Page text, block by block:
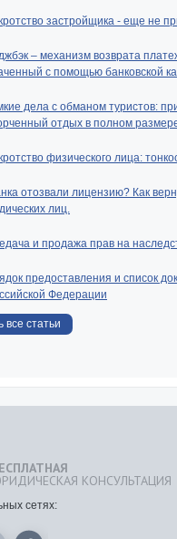
застройщика - еще не
– механизм возврата
с помощью банковской
дела с обманом туристов:
отдых в полном
физического лица:
отозвали лицензию? Как
лиц.
и продажа прав на
предоставления и список
Федерации
все статьи
КОНСУЛЬТАЦИЯ
сетях: